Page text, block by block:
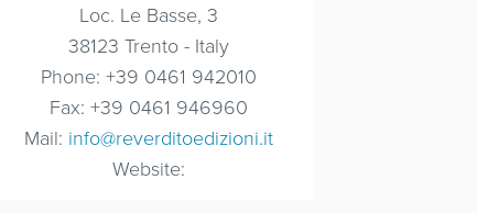
Loc. Le Basse, 3
38123 Trento - Italy
Phone: +39 0461 942010
Fax: +39 0461 946960
Mail: info@reverditoedizioni.it
Website: